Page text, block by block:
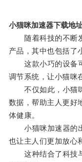
小猫咪加速器下载地
随着科技的不断发
产品，其中也包括了
这款小巧的设备可
调节系统，让小猫咪
不仅如此，小猫咪
数据，帮助主人更好
体健康。
小猫咪加速器的出
也让主人们更加放心
这种结合了科技与